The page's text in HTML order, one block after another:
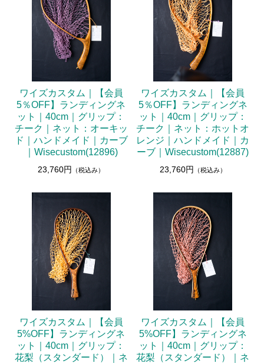
ワイズカスタム｜【会員
5％OFF】ランディングネ
ット｜40cm｜グリップ：
チーク｜ネット：オーキッ
ド｜ハンドメイド｜カーブ
｜Wisecustom(12896)
23,760円 （税込み）
ワイズカスタム｜【会員
5％OFF】ランディングネ
ット｜40cm｜グリップ：
チーク｜ネット：ホットオ
レンジ｜ハンドメイド｜カ
ーブ｜Wisecustom(12887)
23,760円 （税込み）
ワイズカスタム｜【会員
5%OFF】ランディングネ
ット｜40cm｜グリップ：
花梨（スタンダード）｜ネ
ワイズカスタム｜【会員
5%OFF】ランディングネ
ット｜40cm｜グリップ：
花梨（スタンダード）｜ネ